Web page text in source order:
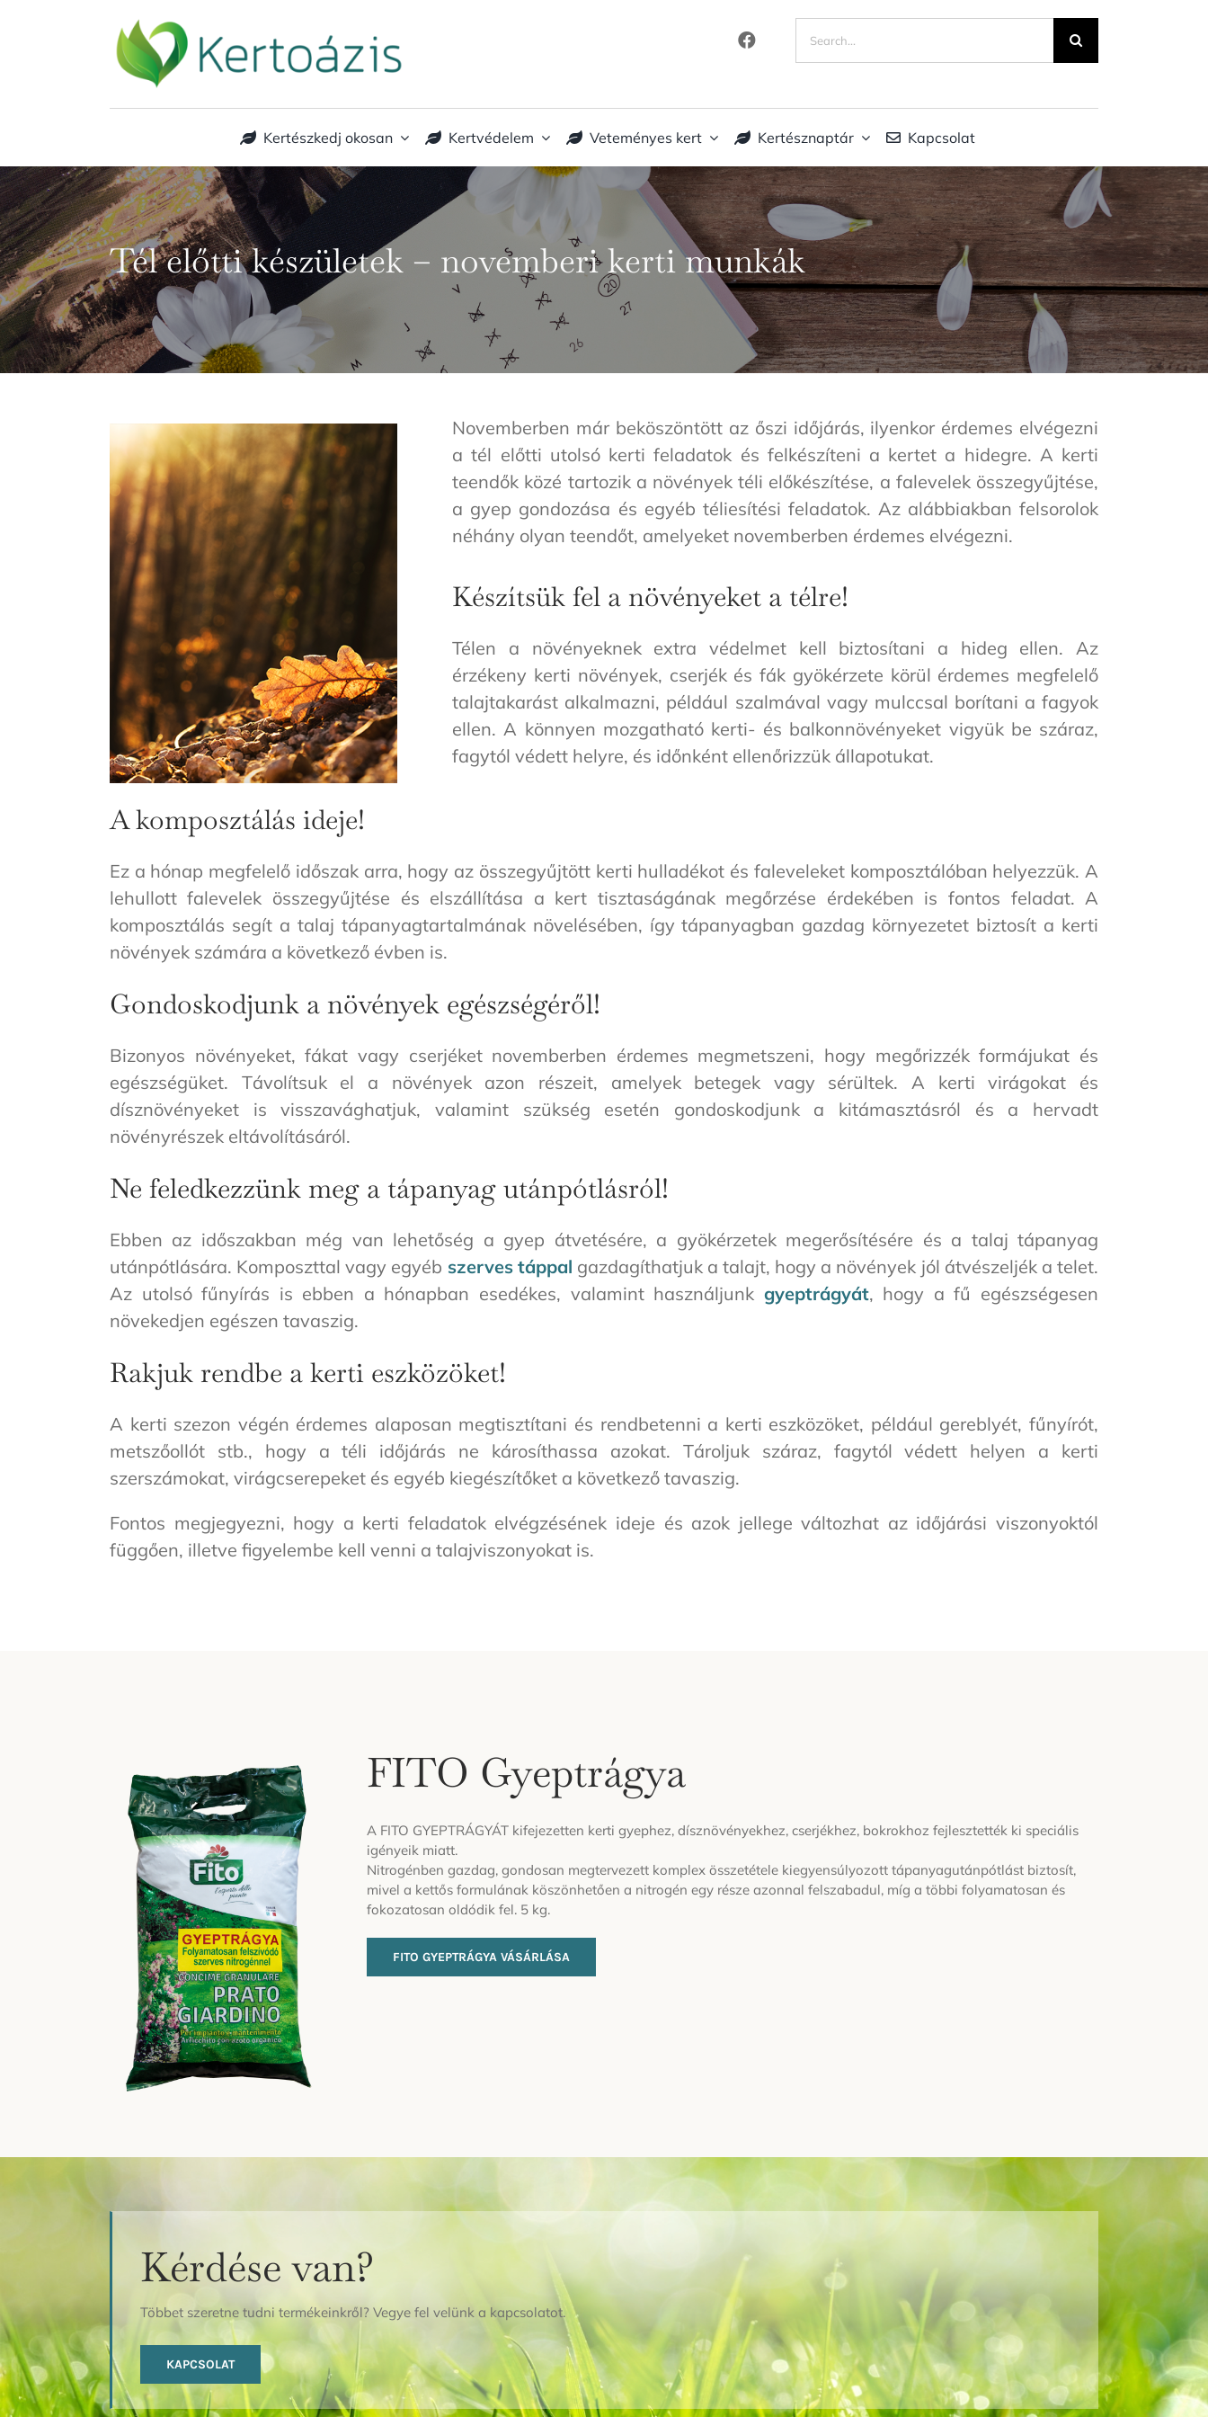
Kertészkedj okosan Kertvédelem Veteményes kert Kertésznaptár Kapcsolat
Tél előtti készületek – novemberi kerti munkák
Novemberben már beköszöntött az őszi időjárás, ilyenkor érdemes elvégezni
a tél előtti utolsó kerti feladatok és felkészíteni a kertet a hidegre. A kerti
teendők közé tartozik a növények téli előkészítése, a falevelek összegyűjtése,
a gyep gondozása és egyéb téliesítési feladatok. Az alábbiakban felsorolok
néhány olyan teendőt, amelyeket novemberben érdemes elvégezni.
Készítsük fel a növényeket a télre!
Télen a növényeknek extra védelmet kell biztosítani a hideg ellen. Az
érzékeny kerti növények, cserjék és fák gyökérzete körül érdemes megfelelő
talajtakarást alkalmazni, például szalmával vagy mulccsal borítani a fagyok
ellen. A könnyen mozgatható kerti- és balkonnövényeket vigyük be száraz,
fagytól védett helyre, és időnként ellenőrizzük állapotukat.
A komposztálás ideje!
Ez a hónap megfelelő időszak arra, hogy az összegyűjtött kerti hulladékot és faleveleket komposztálóban helyezzük. A
lehullott falevelek összegyűjtése és elszállítása a kert tisztaságának megőrzése érdekében is fontos feladat. A
komposztálás segít a talaj tápanyagtartalmának növelésében, így tápanyagban gazdag környezetet biztosít a kerti
növények számára a következő évben is.
Gondoskodjunk a növények egészségéről!
Bizonyos növényeket, fákat vagy cserjéket novemberben érdemes megmetszeni, hogy megőrizzék formájukat és
egészségüket. Távolítsuk el a növények azon részeit, amelyek betegek vagy sérültek. A kerti virágokat és
dísznövényeket is visszavághatjuk, valamint szükség esetén gondoskodjunk a kitámasztásról és a hervadt
növényrészek eltávolításáról.
Ne feledkezzünk meg a tápanyag utánpótlásról!
Ebben az időszakban még van lehetőség a gyep átvetésére, a gyökérzetek megerősítésére és a talaj tápanyag
utánpótlására. Komposzttal vagy egyéb szerves táppal gazdagíthatjuk a talajt, hogy a növények jól átvészeljék a telet.
Az utolsó fűnyírás is ebben a hónapban esedékes, valamint használjunk gyeptrágyát, hogy a fű egészségesen
növekedjen egészen tavaszig.
Rakjuk rendbe a kerti eszközöket!
A kerti szezon végén érdemes alaposan megtisztítani és rendbetenni a kerti eszközöket, például gereblyét, fűnyírót,
metszőollót stb., hogy a téli időjárás ne károsíthassa azokat. Tároljuk száraz, fagytól védett helyen a kerti
szerszámokat, virágcserepeket és egyéb kiegészítőket a következő tavaszig.
Fontos megjegyezni, hogy a kerti feladatok elvégzésének ideje és azok jellege változhat az időjárási viszonyoktól
függően, illetve figyelembe kell venni a talajviszonyokat is.
FITO Gyeptrágya
A FITO GYEPTRÁGYÁT kifejezetten kerti gyephez, dísznövényekhez, cserjékhez, bokrokhoz fejlesztették ki speciális
igényeik miatt.
Nitrogénben gazdag, gondosan megtervezett komplex összetétele kiegyensúlyozott tápanyagutánpótlást biztosít,
mivel a kettős formulának köszönhetően a nitrogén egy része azonnal felszabadul, míg a többi folyamatosan és
fokozatosan oldódik fel. 5 kg.
FITO GYEPTRÁGYA VÁSÁRLÁSA
Kérdése van?
Többet szeretne tudni termékeinkről? Vegye fel velünk a kapcsolatot.
KAPCSOLAT